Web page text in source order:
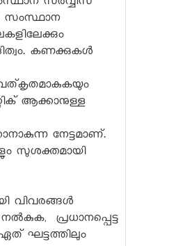
സംസ്ഥാന
കണക്കുകൾ
ആക്കാനുള്ള
നേട്ടമാണ്.
സുശക്തമായി
വിവരങ്ങൾ
പ്രധാനപ്പെട്ട
ഘട്ടത്തിലും